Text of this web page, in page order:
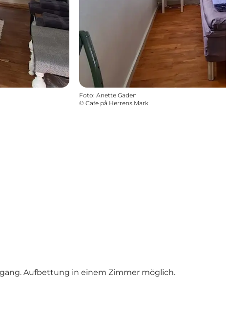
Foto: Anette Gaden
© Cafe på Herrens Mark
Aufbettung in einem Zimmer möglich.